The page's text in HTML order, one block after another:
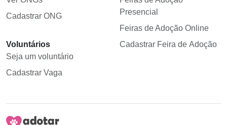
Cadastrar ONG
Voluntários
Seja um voluntário
Cadastrar Vaga
Presencial
Feiras de Adoção Online
Cadastrar Feira de Adoção